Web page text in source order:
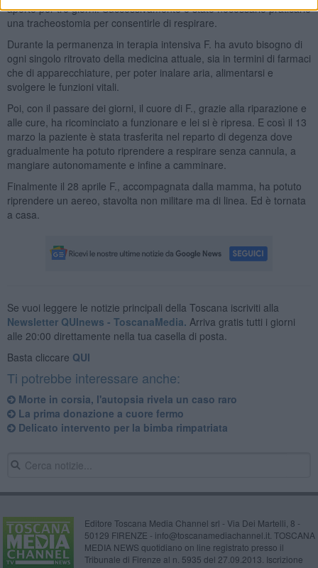
aperto per tre giorni. Successivamente è stato necessario praticarle
una tracheostomia per consentirle di respirare.
Durante la permanenza in terapia intensiva F. ha avuto bisogno di
ogni singolo ritrovato della medicina attuale, sia in termini di farmaci
che di apparecchiature, per poter inalare aria, alimentarsi e
svolgere le funzioni vitali.
Poi, con il passare dei giorni, il cuore di F., grazie alla riparazione e
alle cure, ha ricominciato a funzionare e lei si è ripresa. E così il 13
marzo la paziente è stata trasferita nel reparto di degenza dove
gradualmente ha potuto riprendere a respirare senza cannula, a
mangiare autonomamente e infine a camminare.
Finalmente il 28 aprile F., accompagnata dalla mamma, ha potuto
riprendere un aereo, stavolta non militare ma di linea. Ed è tornata
a casa.
Se vuoi leggere le notizie principali della Toscana iscriviti alla
Newsletter QUInews - ToscanaMedia. Arriva gratis tutti i giorni
alle 20:00 direttamente nella tua casella di posta.
Basta cliccare QUI
Ti potrebbe interessare anche:
Morte in corsia, l'autopsia rivela un caso raro
La prima donazione a cuore fermo
Delicato intervento per la bimba rimpatriata
Editore Toscana Media Channel srl - Via Dei Martelli, 8 -
50129 FIRENZE - info@toscanamediachannel.it. TOSCANA
MEDIA NEWS quotidiano on line registrato presso il
Tribunale di Firenze al n. 5935 del 27.09.2013. Iscrizione